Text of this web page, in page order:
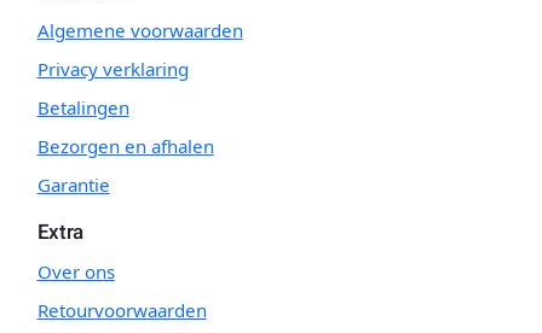
Algemene voorwaarden
Privacy verklaring
Betalingen
Bezorgen en afhalen
Garantie
Extra
Over ons
Retourvoorwaarden